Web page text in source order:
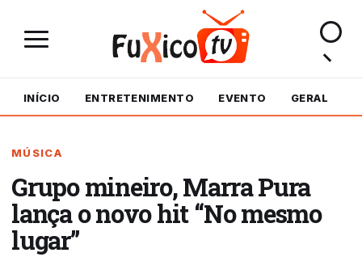
INÍCIO ENTRETENIMENTO EVENTO GERAL
MÚSICA
Grupo mineiro, Marra Pura
lança o novo hit “No mesmo
lugar”